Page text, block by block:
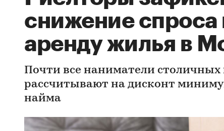
снижение спроса
аренду жилья в
Почти все наниматели столичных
рассчитывают на дисконт
найма